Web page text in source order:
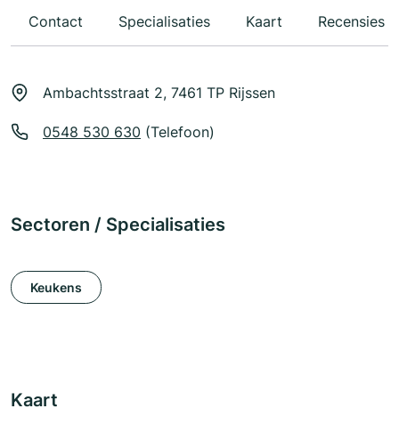
Contact Specialisaties Kaart Recensies
Ambachtsstraat 2, 7461 TP Rijssen
0548 530 630 (Telefoon)
Sectoren / Specialisaties
Keukens
Kaart